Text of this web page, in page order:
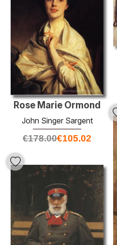
Rose Marie Ormond
John Singer Sargent
€178.00€105.02